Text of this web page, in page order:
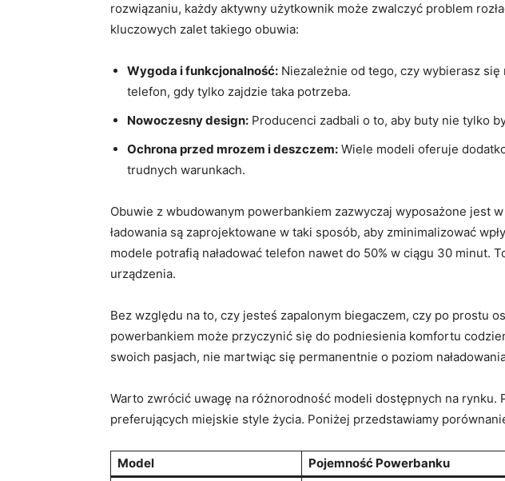
rozwiązaniu, każdy aktywny użytkownik może zwalczyć problem
kluczowych zalet takiego obuwia:
Wygoda i funkcjonalność: Niezależnie od tego, czy wybierasz
telefon, gdy tylko zajdzie taka potrzeba.
Nowoczesny design: Producenci zadbali o to, aby buty nie tylko
Ochrona przed mrozem i deszczem: Wiele modeli oferuje
trudnych warunkach.
Obuwie z wbudowanym powerbankiem zazwyczaj wyposażone jest
ładowania są zaprojektowane w taki sposób, aby zminimalizować
modele potrafią naładować telefon nawet do 50% w ciągu 30 minut.
urządzenia.
Bez względu na to, czy jesteś zapalonym biegaczem, czy po prostu
powerbankiem może przyczynić się do podniesienia komfortu
swoich pasjach, nie martwiąc się permanentnie o poziom
Warto zwrócić uwagę na różnorodność modeli dostępnych na
preferujących miejskie style życia. Poniżej przedstawiamy
Model Pojemność Powerbanku